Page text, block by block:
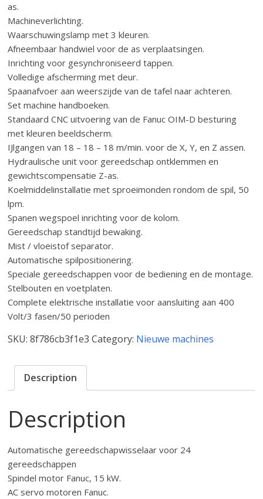
as.
Machineverlichting.
Waarschuwingslamp met 3 kleuren.
Afneembaar handwiel voor de as verplaatsingen.
Inrichting voor gesynchroniseerd tappen.
Volledige afscherming met deur.
Spaanafvoer aan weerszijde van de tafel naar achteren.
Set machine handboeken.
Standaard CNC uitvoering van de Fanuc OIM-D besturing
met kleuren beeldscherm.
IJlgangen van 18 – 18 – 18 m/min. voor de X, Y, en Z assen.
Hydraulische unit voor gereedschap ontklemmen en
gewichtscompensatie Z-as.
Koelmiddelinstallatie met sproeimonden rondom de spil, 50
lpm.
Spanen wegspoel inrichting voor de kolom.
Gereedschap standtijd bewaking.
Mist / vloeistof separator.
Automatische spilpositionering.
Speciale gereedschappen voor de bediening en de montage.
Stelbouten en voetplaten.
Complete elektrische installatie voor aansluiting aan 400
Volt/3 fasen/50 perioden
SKU:8f786cb3f1e3 Category: Nieuwe machines
Description
Description
Automatische gereedschapwisselaar voor 24
gereedschappen
Spindel motor Fanuc, 15 kW.
AC servo motoren Fanuc.